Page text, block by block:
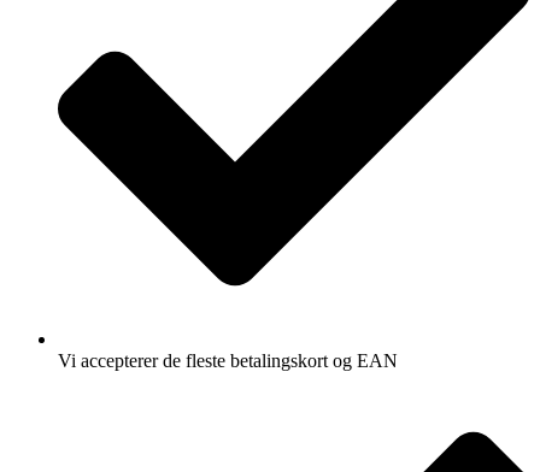
Vi accepterer de fleste betalingskort og EAN